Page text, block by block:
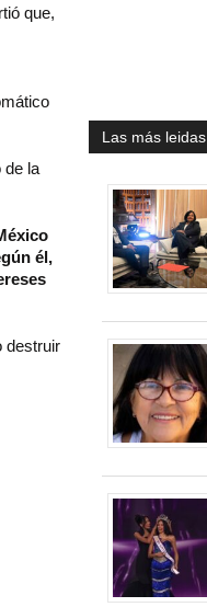
que,
de la
él,
destruir
Las más leidas